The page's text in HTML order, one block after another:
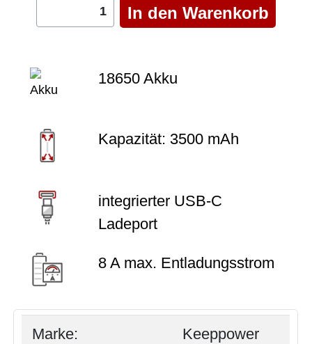
18650 Akku
Kapazität: 3500 mAh
integrierter USB-C
Ladeport
8 A max. Entladungsstrom
Marke: Keeppower